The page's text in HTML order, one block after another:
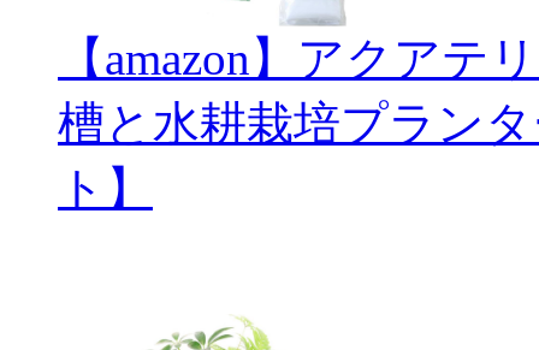
【amazon】アクアテ
槽と水耕栽培プラン
ト】